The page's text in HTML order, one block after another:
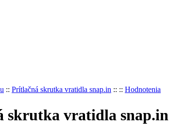
:: Prítlačná skrutka vratidla snap.in :: :: Hodnotenia
skrutka vratidla snap.in